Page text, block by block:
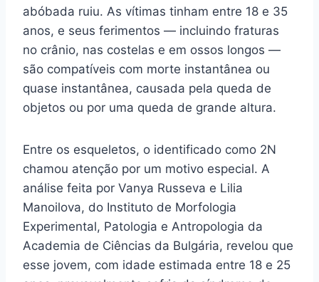
abóbada ruiu. As vítimas tinham entre 18 e 35
anos, e seus ferimentos — incluindo fraturas
no crânio, nas costelas e em ossos longos —
são compatíveis com morte instantânea ou
quase instantânea, causada pela queda de
objetos ou por uma queda de grande altura.
Entre os esqueletos, o identificado como 2N
chamou atenção por um motivo especial. A
análise feita por Vanya Russeva e Lilia
Manoilova, do Instituto de Morfologia
Experimental, Patologia e Antropologia da
Academia de Ciências da Bulgária, revelou que
esse jovem, com idade estimada entre 18 e 25